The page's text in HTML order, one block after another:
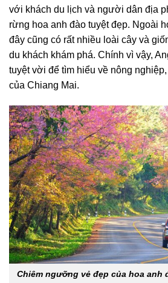
với khách du lịch và người dân địa
rừng hoa anh đào tuyệt đẹp. Ngoài
đây cũng có rất nhiều loài cây và
du khách khám phá. Chính vì vậy,
tuyệt vời để tìm hiểu về nông
của Chiang Mai.
Chiêm ngưỡng vẻ đẹp của hoa anh